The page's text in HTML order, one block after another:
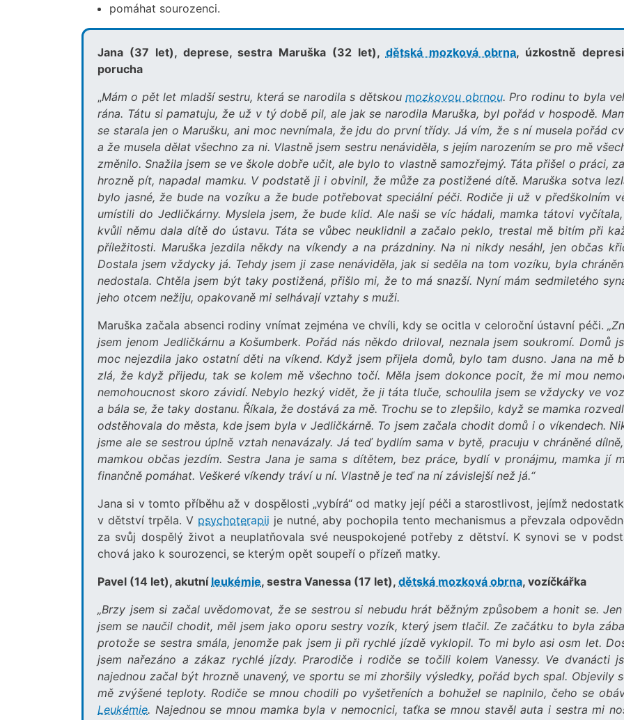
pomáhat sourozenci.
Jana (37 let), deprese, sestra Maruška (32 let), dětská mozková obrna, úzkostně
porucha
„Mám o pět let mladší sestru, která se narodila s dětskoumozkovou obrnou. Pro rodinu to byla
rána. Tátu si pamatuju, že už v tý době pil, ale jak se narodila Maruška, byl pořád v hospodě.
se starala jen o Marušku, ani moc nevnímala, že jdu do první třídy. Já vím, že s ní musela pořád
a že musela dělat všechno za ni. Vlastně jsem sestru nenáviděla, s jejím narozením se pro mě
změnilo. Snažila jsem se ve škole dobře učit, ale bylo to vlastně samozřejmý. Táta přišel o práci,
hrozně pít, napadal mamku. V podstatě ji i obvinil, že může za postižené dítě. Maruška sotva
bylo jasné, že bude na vozíku a že bude potřebovat speciální péči. Rodiče ji už v předškolním
umístili do Jedličkárny. Myslela jsem, že bude klid. Ale naši se víc hádali, mamka tátovi
kvůli němu dala dítě do ústavu. Táta se vůbec neuklidnil a začalo peklo, trestal mě bitím při
příležitosti. Maruška jezdila někdy na víkendy a na prázdniny. Na ni nikdy nesáhl, jen občas
Dostala jsem vždycky já. Tehdy jsem ji zase nenáviděla, jak si seděla na tom vozíku, byla
nedostala. Chtěla jsem být taky postižená, přišlo mi, že to má snazší. Nyní mám sedmiletého
jeho otcem nežiju, opakovaně mi selhávají vztahy s muži.
Maruška začala absenci rodiny vnímat zejména ve chvíli, kdy se ocitla v celoroční ústavní péči.
jsem jenom Jedličkárnu a Košumberk. Pořád nás někdo driloval, neznala jsem soukromí. Domů
moc nejezdila jako ostatní děti na víkend. Když jsem přijela domů, bylo tam dusno. Jana na mě
zlá, že když přijedu, tak se kolem mě všechno točí. Měla jsem dokonce pocit, že mi mou
nemohoucnost skoro závidí. Nebylo hezký vidět, že ji táta tluče, schoulila jsem se vždycky ve
a bála se, že taky dostanu. Říkala, že dostává za mě. Trochu se to zlepšilo, když se mamka
odstěhovala do města, kde jsem byla v Jedličkárně. To jsem začala chodit domů i o víkendech.
jsme ale se sestrou úplně vztah nenavázaly. Já teď bydlím sama v bytě, pracuju v chráněné
mamkou občas jezdím. Sestra Jana je sama s dítětem, bez práce, bydlí v pronájmu, mamka jí
finančně pomáhat. Veškeré víkendy tráví u ní. Vlastně je teď na ní závislejší než já.“
Jana si v tomto příběhu až v dospělosti „vybírá“ od matky její péči a starostlivost, jejímž
v dětství trpěla. V psychoterapii je nutné, aby pochopila tento mechanismus a převzala
za svůj dospělý život a neuplatňovala své neuspokojené potřeby z dětství. K synovi se v
chová jako k sourozenci, se kterým opět soupeří o přízeň matky.
Pavel (14 let), akutní leukémie, sestra Vanessa (17 let), dětská mozková obrna, vozíčkářka
„Brzy jsem si začal uvědomovat, že se sestrou si nebudu hrát běžným způsobem a honit se.
jsem se naučil chodit, měl jsem jako oporu sestry vozík, který jsem tlačil. Ze začátku to byla
protože se sestra smála, jenomže pak jsem ji při rychlé jízdě vyklopil. To mi bylo asi osm let.
jsem nařezáno a zákaz rychlé jízdy. Prarodiče i rodiče se točili kolem Vanessy. Ve dvanácti
najednou začal být hrozně unavený, ve sportu se mi zhoršily výsledky, pořád bych spal. Objevily
mě zvýšené teploty. Rodiče se mnou chodili po vyšetřeních a bohužel se naplnilo, čeho se
Leukémie. Najednou se mnou mamka byla v nemocnici, taťka se mnou stavěl auta i sestra mi